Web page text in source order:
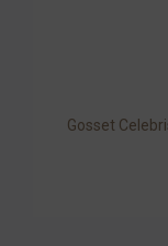
Gosset